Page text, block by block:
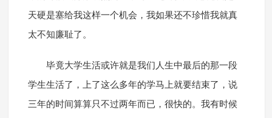
天硬是塞给我这样一个机会，我如果还不珍惜我就真
太不知廉耻了。
毕竟大学生活或许就是我们人生中最后的那一段
学生生活了，上了这么多年的学马上就要结束了，说
三年的时间算算只不过两年而已，很快的。我有时候